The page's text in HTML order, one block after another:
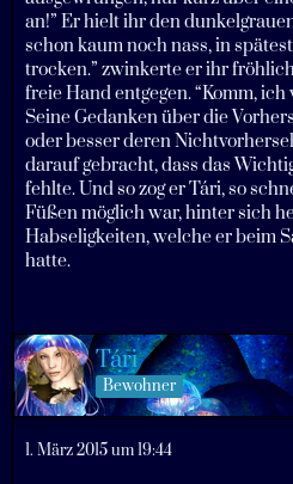
an!” Er hielt ihr den
schon kaum noch nass, in
trocken.” zwinkerte er ihr
freie Hand entgegen. “Komm,
Seine Gedanken über die
oder besser deren
darauf gebracht, dass das
fehlte. Und so zog er Tári, so
Füßen möglich war, hinter sich
Habseligkeiten, welche er beim
hatte.
Tári
Bewohner
1. März 2015 um 19:44